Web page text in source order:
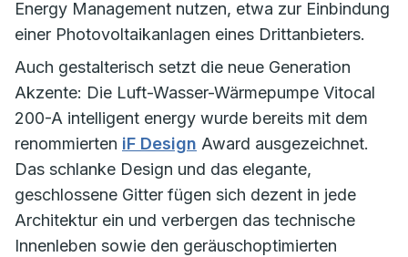
Energy Management nutzen, etwa zur Einbindung
einer Photovoltaikanlagen eines Drittanbieters.
Auch gestalterisch setzt die neue Generation
Akzente: Die Luft-Wasser-Wärmepumpe Vitocal
200-A intelligent energy wurde bereits mit dem
renommierten iF Design Award ausgezeichnet.
Das schlanke Design und das elegante,
geschlossene Gitter fügen sich dezent in jede
Architektur ein und verbergen das technische
Innenleben sowie den geräuschoptimierten